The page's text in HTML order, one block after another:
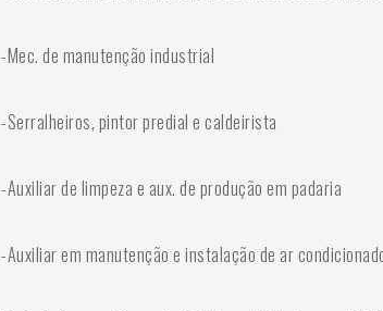
-Mec. de manutenção industrial
-Serralheiros, pintor predial e caldeirista
-Auxiliar de limpeza e aux. de produção em padaria
-Auxiliar em manutenção e instalação de ar